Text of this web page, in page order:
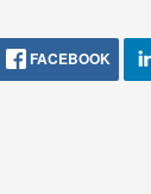
FACEBOOK